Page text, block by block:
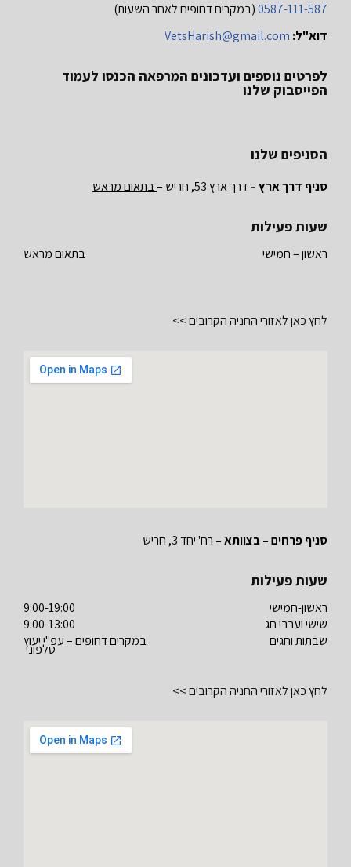
0587-111-587(במקרים דחופים לאחר השעות)
דוא"ל: VetsHarish@gmail.com
לפרטים נוספים ועדכונים המרפאה הכנסו לעמוד
הפייסבוק שלנו
הסניפים שלנו
סניף דרך ארץ –דרך ארץ 53, חריש – בתאום מראש
שעות פעילות
ראשון – חמישי בתאום מראש
לחץ כאן לאזורי החניה הקרובים >>
סניף פרחים – בצוותא – רח' יחד 3, חריש
שעות פעילות
ראשון-חמישי
שישי וערבי חג
שבתות וחגים
9:00-19:00
9:00-13:00
במקרים דחופים – עפ"י יעוץ
טלפוני
לחץ כאן לאזורי החניה הקרובים >>